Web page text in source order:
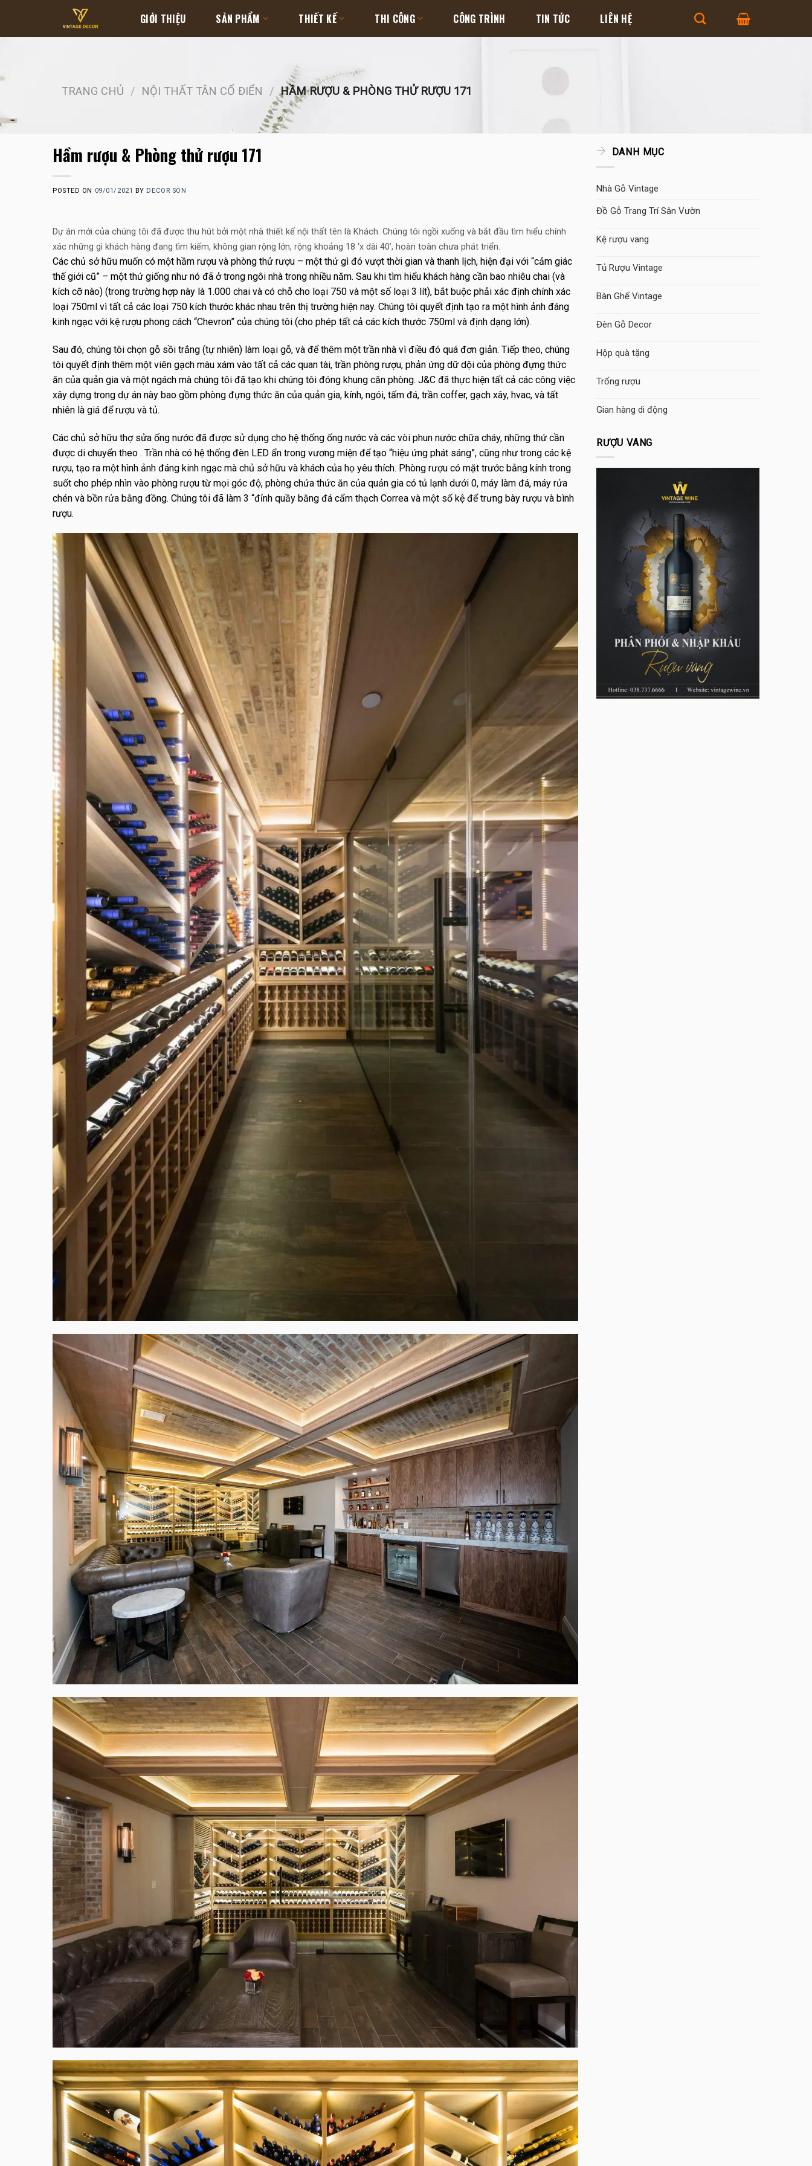
content
GIỚI THIỆU SẢN PHẨM THIẾT KẾ THI CÔNG CÔNG TRÌNH TIN TỨC LIÊN HỆ
TRANG CHỦ / NỘI THẤT TÂN CỔ ĐIỂN / HẦM RƯỢU & PHÒNG THỬ RƯỢU 171
Hầm rượu & Phòng thử rượu 171
POSTED ON 09/01/2021 BY DECOR SON
Dự án mới của chúng tôi đã được thu hút bởi một nhà thiết kế nội thất tên là Khách. Chúng tôi ngồi xuống và bắt đầu tìm hiểu chính
xác những gì khách hàng đang tìm kiếm, không gian rộng lớn, rộng khoảng 18 ‘x dài 40’, hoàn toàn chưa phát triển.
Các chủ sở hữu muốn có một hầm rượu và phòng thử rượu – một thứ gì đó vượt thời gian và thanh lịch, hiện đại với “cảm giác
thế giới cũ” – một thứ giống như nó đã ở trong ngôi nhà trong nhiều năm. Sau khi tìm hiểu khách hàng cần bao nhiêu chai (và
kích cỡ nào) (trong trường hợp này là 1.000 chai và có chỗ cho loại 750 và một số loại 3 lít), bắt buộc phải xác định chính xác
loại 750ml vì tất cả các loại 750 kích thước khác nhau trên thị trường hiện nay. Chúng tôi quyết định tạo ra một hình ảnh đáng
kinh ngạc với kệ rượu phong cách “Chevron” của chúng tôi (cho phép tất cả các kích thước 750ml và định dạng lớn).
Sau đó, chúng tôi chọn gỗ sồi trắng (tự nhiên) làm loại gỗ, và để thêm một trần nhà vì điều đó quá đơn giản. Tiếp theo, chúng
tôi quyết định thêm một viên gạch màu xám vào tất cả các quan tài, trần phòng rượu, phản ứng dữ dội của phòng đựng thức
ăn của quản gia và một ngách mà chúng tôi đã tạo khi chúng tôi đóng khung căn phòng. J&C đã thực hiện tất cả các công việc
xây dựng trong dự án này bao gồm phòng đựng thức ăn của quản gia, kính, ngói, tấm đá, trần coffer, gạch xây, hvac, và tất
nhiên là giá để rượu và tủ.
Các chủ sở hữu thợ sửa ống nước đã được sử dụng cho hệ thống ống nước và các vòi phun nước chữa cháy, những thứ cần
được di chuyển theo . Trần nhà có hệ thống đèn LED ẩn trong vương miện để tạo “hiệu ứng phát sáng”, cũng như trong các kệ
rượu, tạo ra một hình ảnh đáng kinh ngạc mà chủ sở hữu và khách của họ yêu thích. Phòng rượu có mặt trước bằng kính trong
suốt cho phép nhìn vào phòng rượu từ mọi góc độ, phòng chứa thức ăn của quản gia có tủ lạnh dưới 0, máy làm đá, máy rửa
chén và bồn rửa bằng đồng. Chúng tôi đã làm 3 “đỉnh quầy bằng đá cẩm thạch Correa và một số kệ để trưng bày rượu và bình
rượu.
DANH MỤC
Nhà Gỗ Vintage
Đồ Gỗ Trang Trí Sân Vườn
Kệ rượu vang
Tủ Rượu Vintage
Bàn Ghế Vintage
Đèn Gỗ Decor
Hộp quà tặng
Trống rượu
Gian hàng di động
RƯỢU VANG